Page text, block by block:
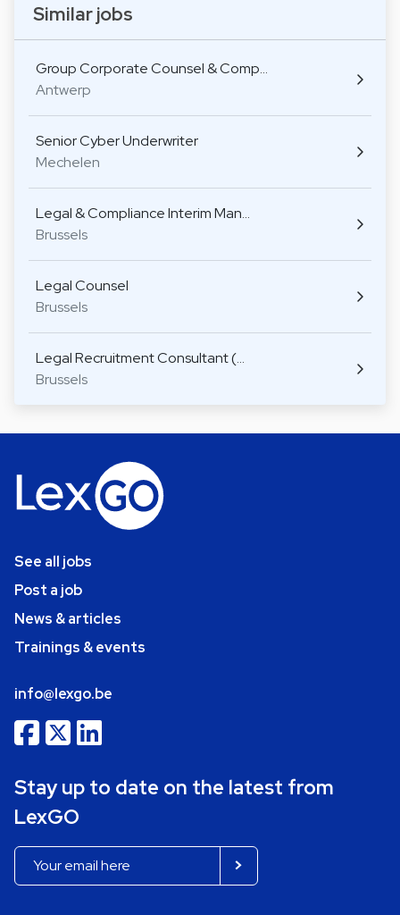
Similar jobs
Group Corporate Counsel & Comp…
Antwerp
Senior Cyber Underwriter
Mechelen
Legal & Compliance Interim Man…
Brussels
Legal Counsel
Brussels
Legal Recruitment Consultant (…
Brussels
See all jobs
Post a job
News & articles
Trainings & events
info@lexgo.be
Stay up to date on the latest from
LexGO